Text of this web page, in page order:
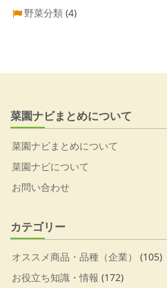
野菜分類 (4)
菜園ナビまとめについて
菜園ナビまとめについて
菜園ナビについて
お問い合わせ
カテゴリー
オススメ商品・品種（企業）
(105)
お役立ち知識・情報 (172)